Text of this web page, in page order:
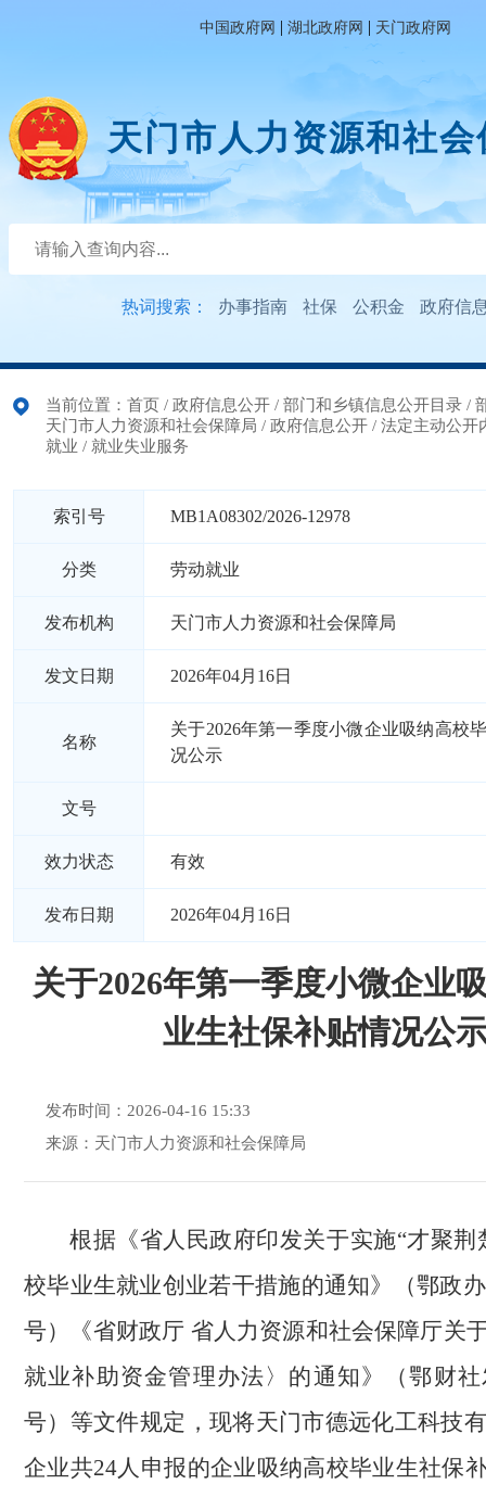
中国政府网 | 湖北政府网 | 天门政府网
天门市人力资源和社
热词搜索： 办事指南 社保 公积金 政府信
当前位置： 首页 / 政府信息公开 / 部门和乡镇信息公开目录 /
天门市人力资源和社会保障局 / 政府信息公开 / 法定主动公开
就业 / 就业失业服务
索引号 MB1A08302/2026-12978
分类 劳动就业
发布机构 天门市人力资源和社会保障局
发文日期 2026年04月16日
名称
关于2026年第一季度小微企业吸纳高校
况公示
文号
效力状态 有效
发布日期 2026年04月16日
关于2026年第一季度小微企业
业生社保补贴情况公
发布时间：2026-04-16 15:33
来源：天门市人力资源和社会保障局
根据《省人民政府印发关于实施“才聚荆
校毕业生就业创业若干措施的通知》（鄂政
号）《省财政厅 省人力资源和社会保障厅关
就业补助资金管理办法〉的通知》（鄂财社
号）等文件规定，现将天门市德远化工科技
企业共24人申报的企业吸纳高校毕业生社保